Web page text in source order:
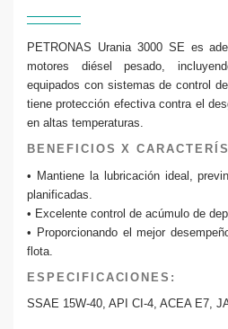
PETRONAS Urania 3000 SE es
motores diésel pesado,
equipados con sistemas de control
tiene protección efectiva contra el
en altas temperaturas.
BENEFICIOS X
• Mantiene la lubricación ideal,
planificadas.
• Excelente control de acúmulo de
• Proporcionando el mejor
flota.
ESPECIFICACIONES:
SSAE 15W-40, API CI-4, ACEA E7,